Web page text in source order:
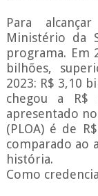
Para
Ministério da
programa. Em
bilhões,
2023: R$ 3,10
chegou a R$
apresentado
(PLOA) é de
comparado ao
história.
Como